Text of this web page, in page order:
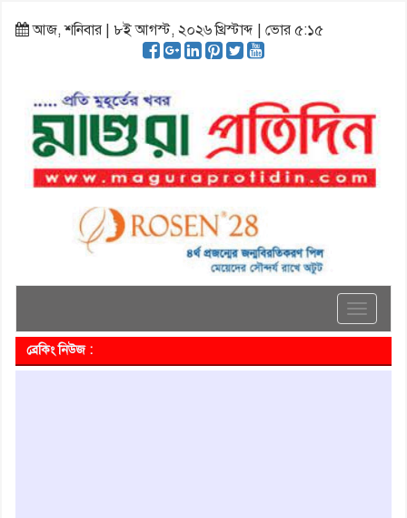
আজ, শনিবার | ৮ই আগস্ট, ২০২৬ খ্রিস্টাব্দ | ভোর ৫:১৫
Toggle
ব্রেকিং নিউজ :